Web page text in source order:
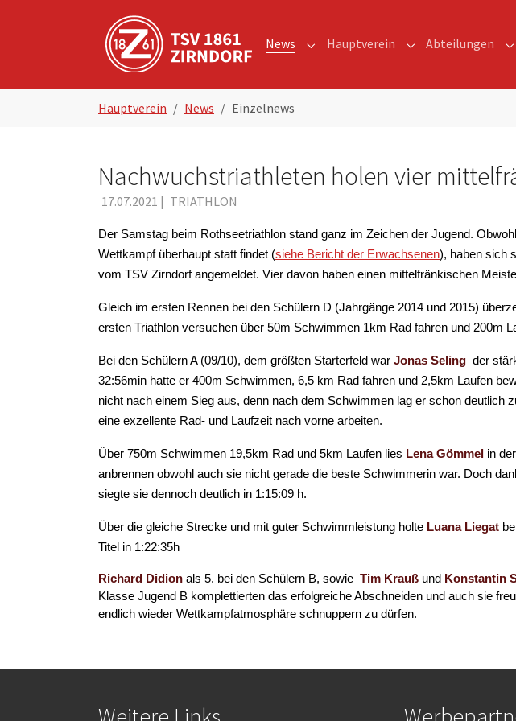
News Submenu for "News"
Hauptverein Submenu for
Abteilungen
Hauptverein News Einzelnews
Nachwuchstriathleten holen vier
17.07.2021 | TRIATHLON
Der Samstag beim Rothseetriathlon stand ganz im Zeichen der Jugend.
Wettkampf überhaupt statt findet (siehe Bericht der Erwachsenen), haben sich
vom TSV Zirndorf angemeldet. Vier davon haben einen mittelfränkischen
Gleich im ersten Rennen bei den Schülern D (Jahrgänge 2014 und 2015)
ersten Triathlon versuchen über 50m Schwimmen 1km Rad fahren und 200m
Bei den Schülern A (09/10), dem größten Starterfeld war Jonas Seling der
32:56min hatte er 400m Schwimmen, 6,5 km Rad fahren und 2,5km Laufen
nicht nach einem Sieg aus, denn nach dem Schwimmen lag er schon deutlich
eine exzellente Rad- und Laufzeit nach vorne arbeiten.
Über 750m Schwimmen 19,5km Rad und 5km Laufen lies Lena Gömmel in
anbrennen obwohl auch sie nicht gerade die beste Schwimmerin war. Doch
siegte sie dennoch deutlich in 1:15:09 h.
Über die gleiche Strecke und mit guter Schwimmleistung holte Luana Liegat
Titel in 1:22:35h
Richard Didion als 5. bei den Schülern B, sowie Tim Krauß und Konstantin
Klasse Jugend B komplettierten das erfolgreiche Abschneiden und auch sie
endlich wieder Wettkampfatmosphäre schnuppern zu dürfen.